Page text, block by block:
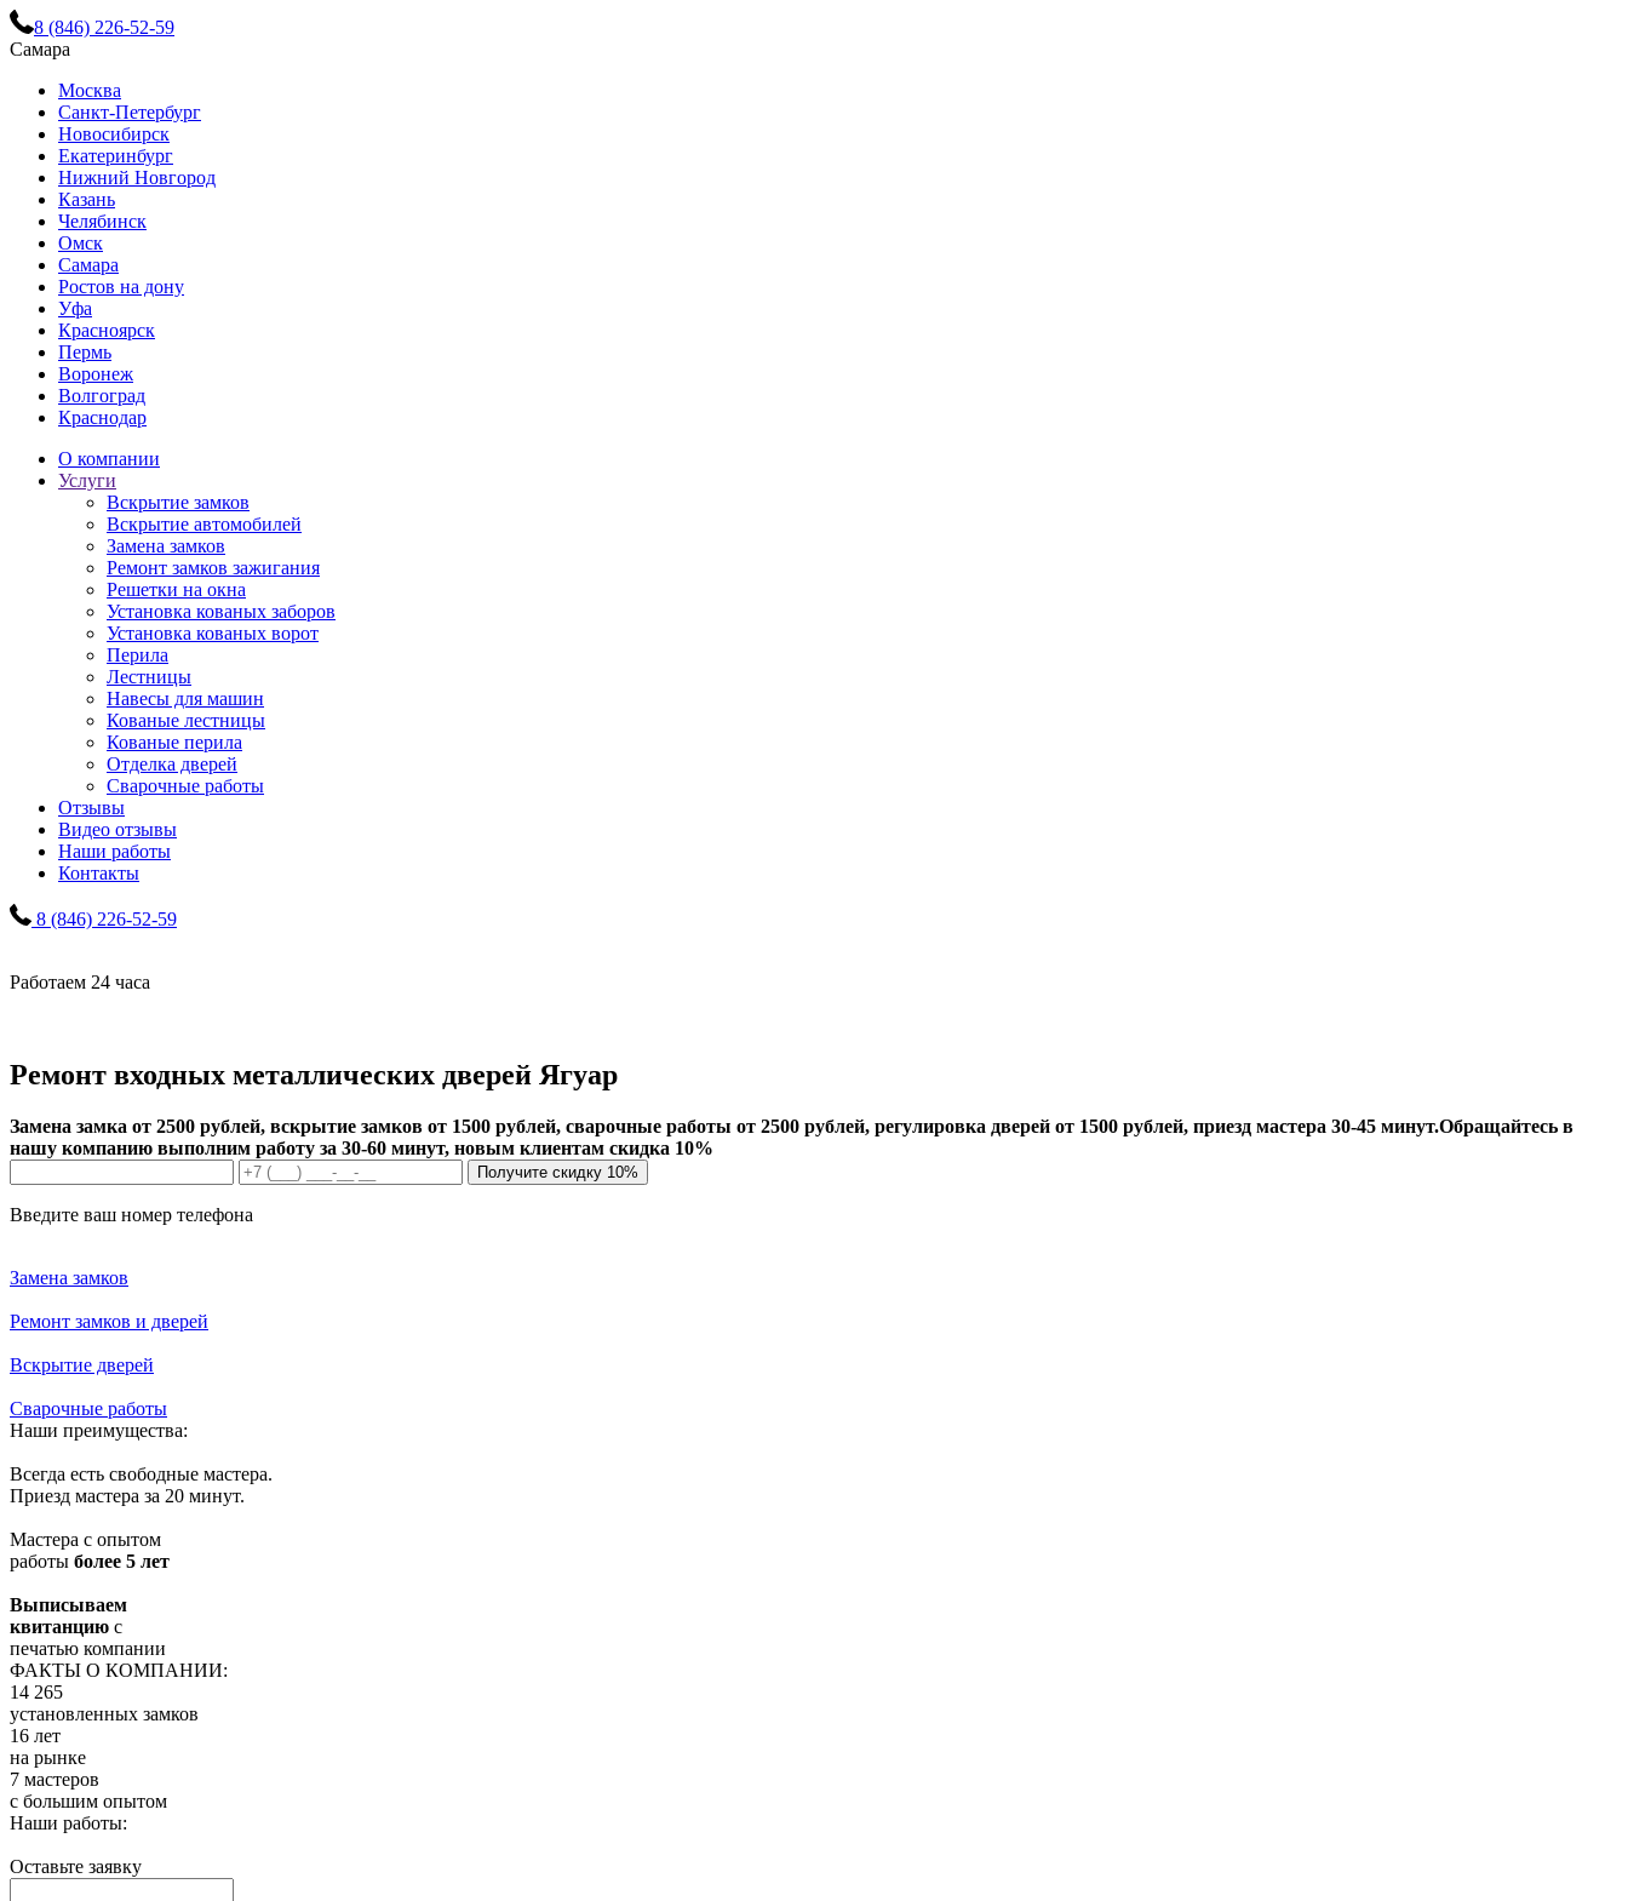
8 (846) 226-52-59
Самара
Москва
Санкт-Петербург
Новосибирск
Екатеринбург
Нижний Новгород
Казань
Челябинск
Омск
Самара
Ростов на дону
Уфа
Красноярск
Пермь
Воронеж
Волгоград
Краснодар
О компании
Услуги
Вскрытие замков
Вскрытие автомобилей
Замена замков
Ремонт замков зажигания
Решетки на окна
Установка кованых заборов
Установка кованых ворот
Перила
Лестницы
Навесы для машин
Кованые лестницы
Кованые перила
Отделка дверей
Сварочные работы
Отзывы
Видео отзывы
Наши работы
Контакты
8 (846) 226-52-59
Работаем 24 часа
Ремонт входных металлических дверей Ягуар
Замена замка от 2500 рублей, вскрытие замков от 1500 рублей, сварочные работы от 2500 рублей, регулировка дверей от 1500 рублей, приезд мастера 30-45 минут.Обращайтесь в
нашу компанию выполним работу за 30-60 минут, новым клиентам скидка 10%
Получите скидку 10%
Введите ваш номер телефона
Замена замков
Ремонт замков и дверей
Вскрытие дверей
Сварочные работы
Наши преимущества:
Всегда есть свободные мастера.
Приезд мастера за 20 минут.
Мастера с опытом
работы более 5 лет
Выписываем
квитанцию с
печатью компании
ФАКТЫ О КОМПАНИИ:
14 265
установленных замков
16 лет
на рынке
7 мастеров
с большим опытом
Наши работы:
Оставьте заявку